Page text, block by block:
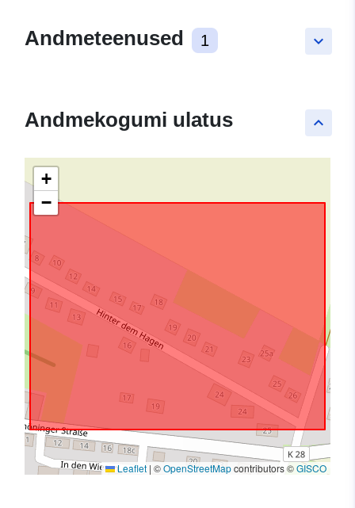
keyboard_arrow_down
Andmeteenused 1
keyboard_arrow_up
Andmekogumi ulatus
+
−
Leaflet | ©OpenStreetMapcontributors ©GISCO